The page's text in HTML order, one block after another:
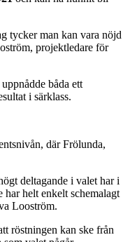
tycker man kan vara nöjd
projektledare för
båda ett
i särklass.
där Frölunda,
deltagande i valet har i
helt enkelt schemalagt
Looström.
röstningen kan ske från